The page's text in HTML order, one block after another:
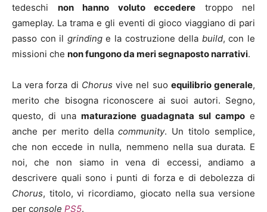
tedeschi non hanno voluto eccedere troppo nel
gameplay. La trama e gli eventi di gioco viaggiano di pari
passo con il grindinge la costruzione della build, con le
missioni che non fungono da meri segnaposto narrativi.
La vera forza di Chorus vive nel suo equilibrio generale,
merito che bisogna riconoscere ai suoi autori. Segno,
questo, di una maturazione guadagnata sul campo e
anche per merito dellacommunity. Un titolo semplice,
che non eccede in nulla, nemmeno nella sua durata. E
noi, che non siamo in vena di eccessi, andiamo a
descrivere quali sono i punti di forza e di debolezza di
Chorus, titolo, vi ricordiamo, giocato nella sua versione
per console PS5.